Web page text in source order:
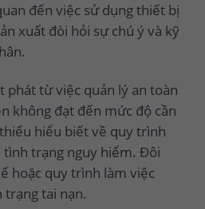
đến việc sử dụng thiết bị
xuất đòi hỏi sự chú ý và kỹ
phát từ việc quản lý an toàn
không đạt đến mức độ cần
hiểu biết về quy trình
tình trạng nguy hiểm. Đôi
hoặc quy trình làm việc
trạng tai nạn.